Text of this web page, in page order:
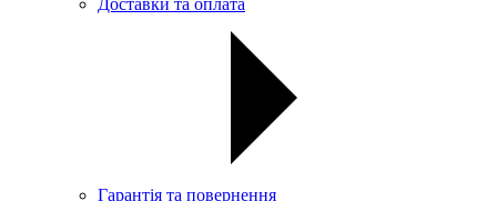
Доставки та оплата
Гарантія та повернення